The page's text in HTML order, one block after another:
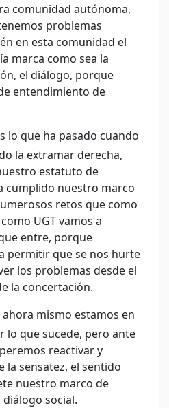
comunidad autónoma,
problemas
en esta comunidad el
marca como sea la
el diálogo, porque
entendimiento de
lo que ha pasado cuando
la extramar derecha,
estatuto de
cumplido nuestro marco
retos que como
UGT vamos a
entre, porque
permitir que se nos hurte
los problemas desde el
la concertación.
ahora mismo estamos en
lo que sucede, pero ante
reactivar y
la sensatez, el sentido
nuestro marco de
diálogo social.